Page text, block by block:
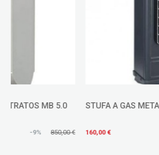
STUFA A GAS METANO ECO42T 4200 W
160,00 €